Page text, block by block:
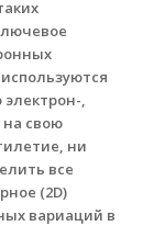
электрон-,
свою
ни
все
(2D)
вариаций в